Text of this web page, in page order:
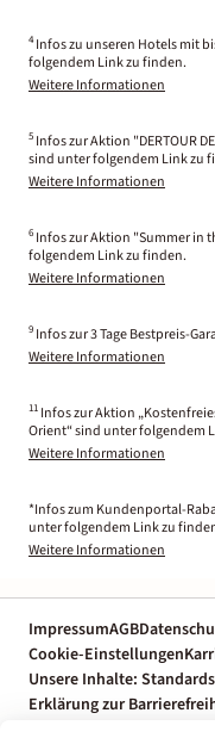
4 Infos zu unseren Hotels mit
folgendem Link zu finden.
Weitere Informationen
5 Infos zur Aktion "DERTOUR
sind unter folgendem Link zu
Weitere Informationen
6 Infos zur Aktion "Summer in
folgendem Link zu finden.
Weitere Informationen
9 Infos zur 3 Tage Bestpreis-
Weitere Informationen
11 Infos zur Aktion
Orient“ sind unter folgendem
Weitere Informationen
*Infos zum Kundenportal-
unter folgendem Link zu
Weitere Informationen
ImpressumAGB
Cookie-Einstellungen
Unsere Inhalte:
Erklärung zur